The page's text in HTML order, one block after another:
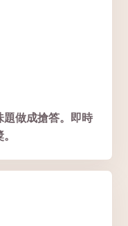
題做成搶答。即時